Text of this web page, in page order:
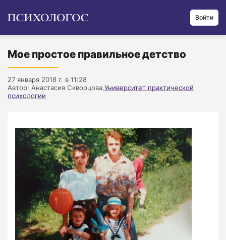
Войти
Мое простое правильное детство
27 января 2018 г. в 11:28
Автор: Анастасия Скворцова,Университет практической
психологии